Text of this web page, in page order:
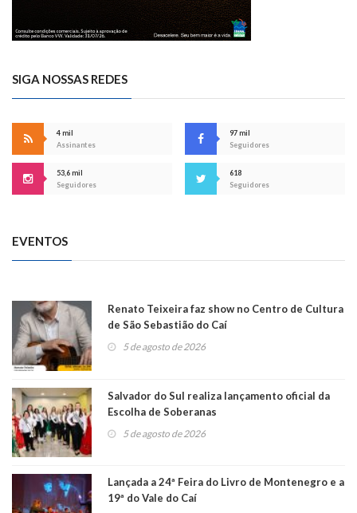
SIGA NOSSAS REDES
4 mil
Assinantes
97 mil
Seguidores
53,6 mil
Seguidores
618
Seguidores
EVENTOS
Renato Teixeira faz show no Centro de Cultura
de São Sebastião do Caí
5 de agosto de 2026
Salvador do Sul realiza lançamento oficial da
Escolha de Soberanas
5 de agosto de 2026
Lançada a 24ª Feira do Livro de Montenegro e a
19ª do Vale do Caí